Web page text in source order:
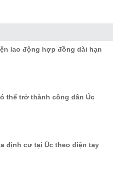
lao động hợp đồng dài hạn
thể trở thành công dân Úc
định cư tại Úc theo diện tay